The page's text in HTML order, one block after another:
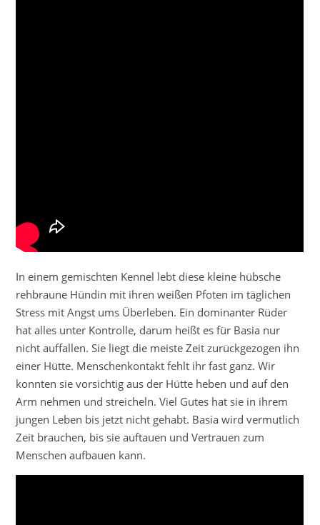
In einem gemischten Kennel lebt diese kleine hübsche
rehbraune Hündin mit ihren weißen Pfoten im täglichen
Stress mit Angst ums Überleben. Ein dominanter Rüder
hat alles unter Kontrolle, darum heißt es für Basia nur
nicht auffallen. Sie liegt die meiste Zeit zurückgezogen ihn
einer Hütte. Menschenkontakt fehlt ihr fast ganz. Wir
konnten sie vorsichtig aus der Hütte heben und auf den
Arm nehmen und streicheln. Viel Gutes hat sie in ihrem
jungen Leben bis jetzt nicht gehabt. Basia wird vermutlich
Zeit brauchen, bis sie auftauen und Vertrauen zum
Menschen aufbauen kann.